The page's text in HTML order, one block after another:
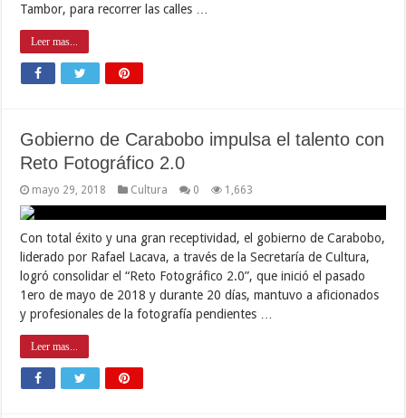
Tambor, para recorrer las calles …
Leer mas...
Gobierno de Carabobo impulsa el talento con
Reto Fotográfico 2.0
mayo 29, 2018 Cultura 0 1,663
Con total éxito y una gran receptividad, el gobierno de Carabobo,
liderado por Rafael Lacava, a través de la Secretaría de Cultura,
logró consolidar el “Reto Fotográfico 2.0”, que inició el pasado
1ero de mayo de 2018 y durante 20 días, mantuvo a aficionados
y profesionales de la fotografía pendientes …
Leer mas...